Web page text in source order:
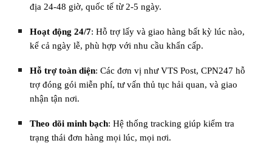
địa 24-48 giờ, quốc tế từ 2-5 ngày.
Hoạt động 24/7: Hỗ trợ lấy và giao hàng bất kỳ lúc nào,
kể cả ngày lễ, phù hợp với nhu cầu khẩn cấp.
Hỗ trợ toàn diện: Các đơn vị như VTS Post, CPN247 hỗ
trợ đóng gói miễn phí, tư vấn thủ tục hải quan, và giao
nhận tận nơi.
Theo dõi minh bạch: Hệ thống tracking giúp kiểm tra
trạng thái đơn hàng mọi lúc, mọi nơi.